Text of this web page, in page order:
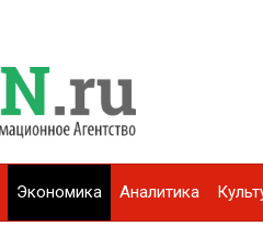
Экономика Аналитика